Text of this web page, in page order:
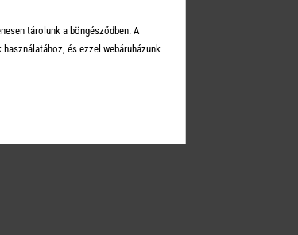
tárolunk a böngésződben. A
és ezzel webáruházunk